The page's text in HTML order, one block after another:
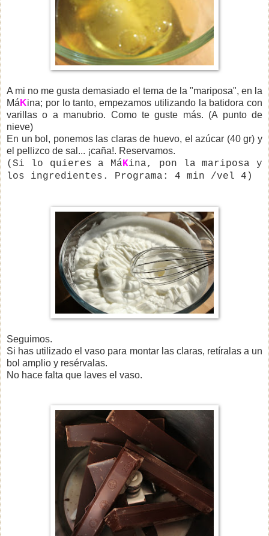
A mi no me gusta demasiado el tema de la "mariposa", en la
Má Kina; por lo tanto, empezamos utilizando la batidora con
varillas o a manubrio. Como te guste más. (A punto de
nieve)
En un bol, ponemos las claras de huevo, el azúcar (40 gr) y
el pellizco de sal... ¡caña!. Reservamos.
(Si lo quieres a MáKina, pon la mariposa y
los ingredientes. Programa: 4 min /vel 4)
Seguimos.
Si has utilizado el vaso para montar las claras, retíralas a un
bol amplio y resérvalas.
No hace falta que laves el vaso.